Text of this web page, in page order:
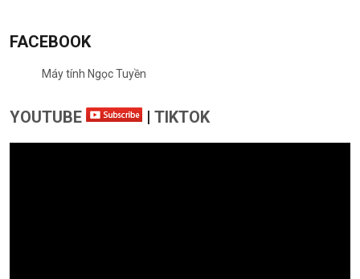
FACEBOOK
Máy tính Ngọc Tuyền
YOUTUBE | TIKTOK